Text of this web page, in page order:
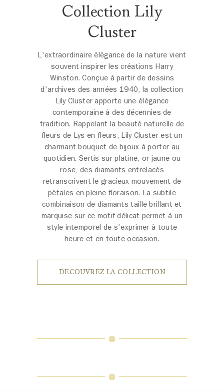
Collection Lily
Cluster
L'extraordinaire élégance de la nature vient
souvent inspirer les créations Harry
Winston. Conçue à partir de dessins
d'archives des années 1940, la collection
Lily Cluster apporte une élégance
contemporaine à des décennies de
tradition. Rappelant la beauté naturelle de
fleurs de Lys en fleurs, Lily Cluster est un
charmant bouquet de bijoux à porter au
quotidien. Sertis sur platine, or jaune ou
rose, des diamants entrelacés
retranscrivent le gracieux mouvement de
pétales en pleine floraison. La subtile
combinaison de diamants taille brillant et
marquise sur ce motif délicat permet à un
style intemporel de s'exprimer à toute
heure et en toute occasion.
DECOUVREZ LA COLLECTION